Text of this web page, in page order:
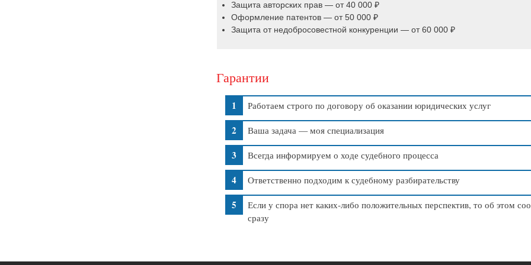
Защита авторских прав — от 40 000 ₽
Оформление патентов — от 50 000 ₽
Защита от недобросовестной конкуренции — от 60 000 ₽
Гарантии
Работаем строго по договору об оказании юридических услуг
Ваша задача — моя специализация
Всегда информируем о ходе судебного процесса
Ответственно подходим к судебному разбирательству
Если у спора нет каких-либо положительных перспектив, то об этом
сразу